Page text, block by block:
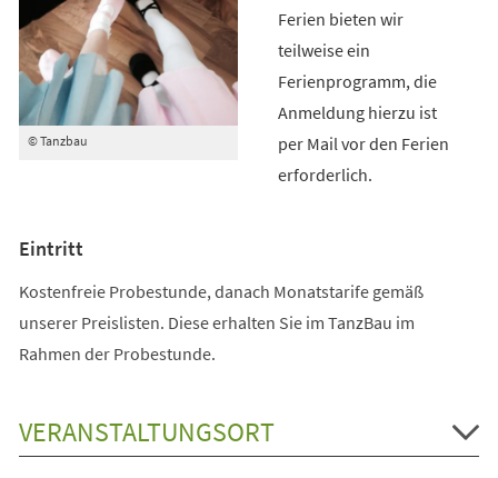
© Tanzbau
Ferien bieten wir
teilweise ein
Ferienprogramm, die
Anmeldung hierzu ist
per Mail vor den Ferien
erforderlich.
Eintritt
Kostenfreie Probestunde, danach Monatstarife gemäß
unserer Preislisten. Diese erhalten Sie im TanzBau im
Rahmen der Probestunde.
VERANSTALTUNGSORT